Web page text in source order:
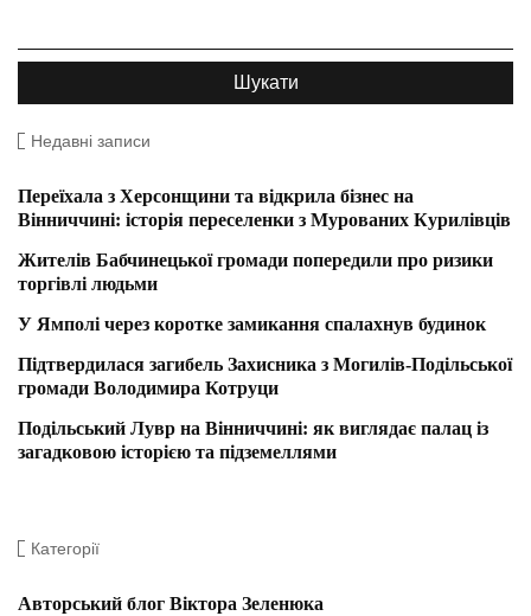
Недавні записи
Переїхала з Херсонщини та відкрила бізнес на
Вінниччині: історія переселенки з Мурованих Курилівців
Жителів Бабчинецької громади попередили про ризики
торгівлі людьми
У Ямполі через коротке замикання спалахнув будинок
Підтвердилася загибель Захисника з Могилів-Подільської
громади Володимира Котруци
Подільський Лувр на Вінниччині: як виглядає палац із
загадковою історією та підземеллями
Категорії
Авторський блог Віктора Зеленюка